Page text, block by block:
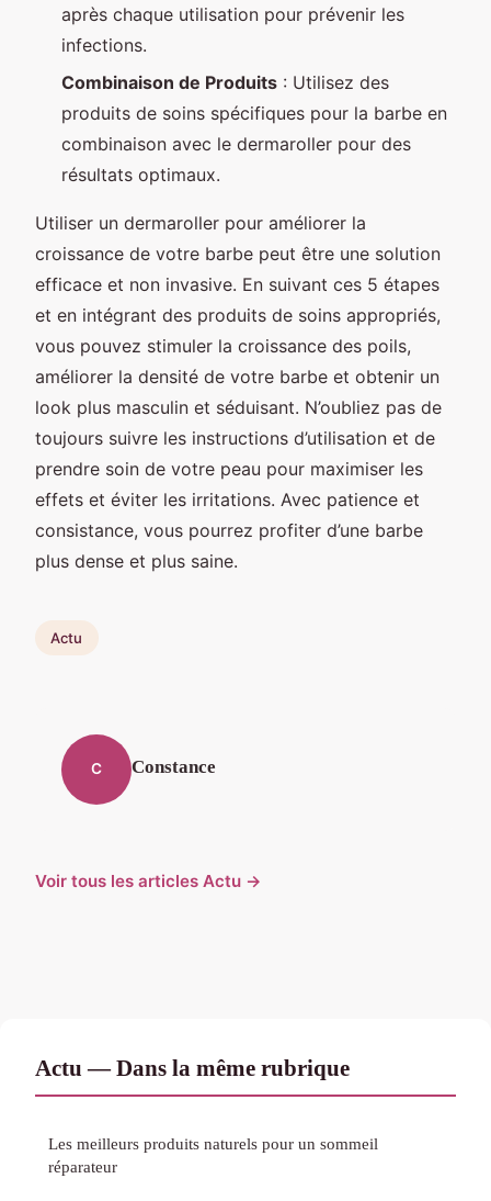
après chaque utilisation pour prévenir les
infections.
Combinaison de Produits : Utilisez des
produits de soins spécifiques pour la barbe en
combinaison avec le dermaroller pour des
résultats optimaux.
Utiliser un dermaroller pour améliorer la
croissance de votre barbe peut être une solution
efficace et non invasive. En suivant ces 5 étapes
et en intégrant des produits de soins appropriés,
vous pouvez stimuler la croissance des poils,
améliorer la densité de votre barbe et obtenir un
look plus masculin et séduisant. N’oubliez pas de
toujours suivre les instructions d’utilisation et de
prendre soin de votre peau pour maximiser les
effets et éviter les irritations. Avec patience et
consistance, vous pourrez profiter d’une barbe
plus dense et plus saine.
Actu
C Constance
Voir tous les articles Actu →
Actu — Dans la même rubrique
Les meilleurs produits naturels pour un sommeil
réparateur